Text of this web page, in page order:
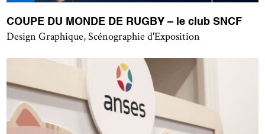
COUPE DU MONDE DE RUGBY – le club SNCF
Design Graphique, Scénographie d'Exposition